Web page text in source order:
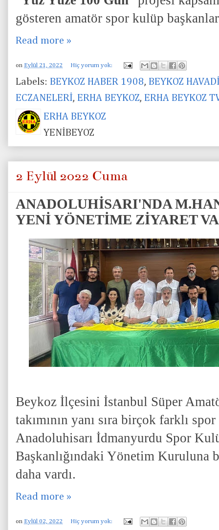
gösteren amatör spor kulüp
Read more »
on Eylül 21, 2022 Hiç yorum yok:
Labels: BEYKOZ HABER 1908, BEYKOZ
ECZANELERİ, ERHA BEYKOZ, ERHA BEYKOZ
ERHA BEYKOZ
YENİBEYOZ
2 Eylül 2022 Cuma
ANADOLUHİSARI'NDA
YENİ YÖNETİME ZİYARET
Beykoz İlçesini İstanbul Süper
takımının yanı sıra birçok farklı
Anadoluhisarı İdmanyurdu Spor
Başkanlığındaki Yönetim Kuruluna
daha vardı.
Read more »
on Eylül 02, 2022 Hiç yorum yok: